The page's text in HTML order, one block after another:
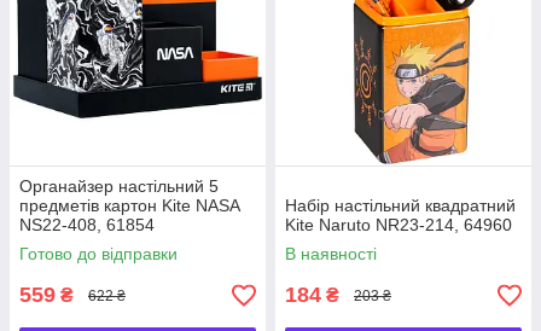
Органайзер настільний 5
предметів картон Kite NASA
NS22-408, 61854
Готово до відправки
559 ₴ 622 ₴
Набір настільний квадратний
Kite Naruto NR23-214, 64960
В наявності
184 ₴ 203 ₴